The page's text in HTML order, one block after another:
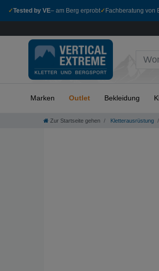
✓Tested by VE– am Berg erprobt✓ Fachberatung von
Marken Outlet Bekleidung
Zur Startseite gehen Kletterausrüstung